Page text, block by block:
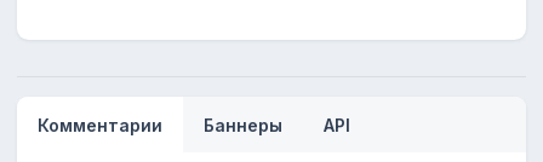
Комментарии Баннеры API